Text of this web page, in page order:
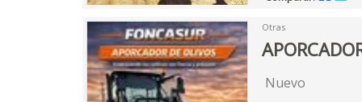
Otras
Nuevo